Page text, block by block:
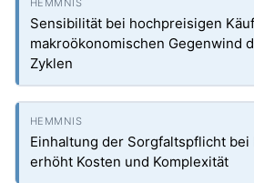
Sensibilität bei hochpreisigen
makroökonomischen Gegenwind
Zyklen
Einhaltung der Sorgfaltspflicht bei
erhöht Kosten und Komplexität